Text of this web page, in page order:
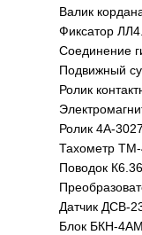
Валик
Фиксатор
Соединение
Подвижный
Ролик
Ролик 4А-
Тахометр
Поводок
Датчик ДСВ-
Блок БКН-